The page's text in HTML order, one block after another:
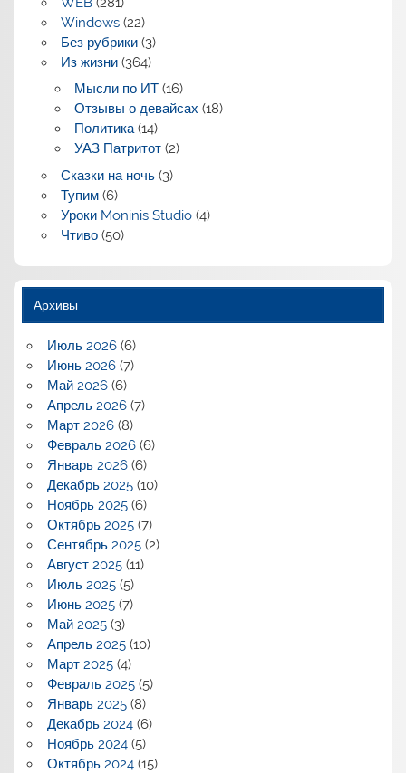
Windows(22)
Без рубрики(3)
Из жизни(364)
Мысли по ИТ(16)
Отзывы о девайсах (18)
Политика(14)
УАЗ Патритот(2)
Сказки на ночь(3)
Тупим(6)
Уроки Moninis Studio(4)
Чтиво(50)
Архивы
Июль 2026(6)
Июнь 2026(7)
Май 2026(6)
Апрель 2026(7)
Март 2026(8)
Февраль 2026(6)
Январь 2026(6)
Декабрь 2025(10)
Ноябрь 2025(6)
Октябрь 2025(7)
Сентябрь 2025(2)
Август 2025(11)
Июль 2025(5)
Июнь 2025(7)
Май 2025(3)
Апрель 2025(10)
Март 2025(4)
Февраль 2025(5)
Январь 2025(8)
Декабрь 2024(6)
Ноябрь 2024(5)
Октябрь 2024(15)